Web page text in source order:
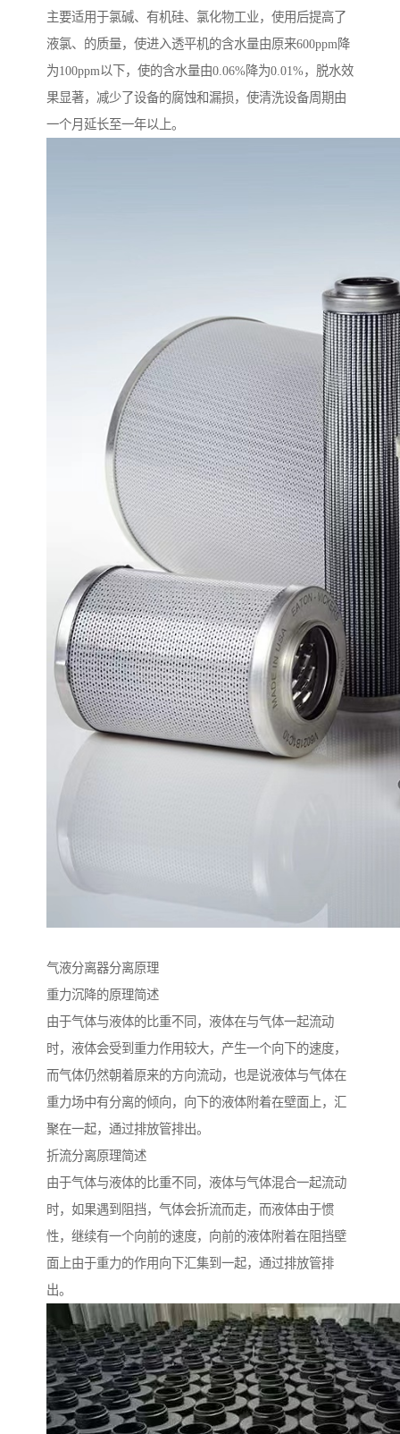
主要适用于氯碱、有机硅、氯化物工业，使用后提高了
液氯、的质量，使进入透平机的含水量由原来600ppm降
为100ppm以下，使的含水量由0.06%降为0.01%，脱水效
果显著，减少了设备的腐蚀和漏损，使清洗设备周期由
一个月延长至一年以上。
气液分离器分离原理
重力沉降的原理简述
由于气体与液体的比重不同，液体在与气体一起流动
时，液体会受到重力作用较大，产生一个向下的速度，
而气体仍然朝着原来的方向流动，也是说液体与气体在
重力场中有分离的倾向，向下的液体附着在壁面上，汇
聚在一起，通过排放管排出。
折流分离原理简述
由于气体与液体的比重不同，液体与气体混合一起流动
时，如果遇到阻挡，气体会折流而走，而液体由于惯
性，继续有一个向前的速度，向前的液体附着在阻挡壁
面上由于重力的作用向下汇集到一起，通过排放管排
出。